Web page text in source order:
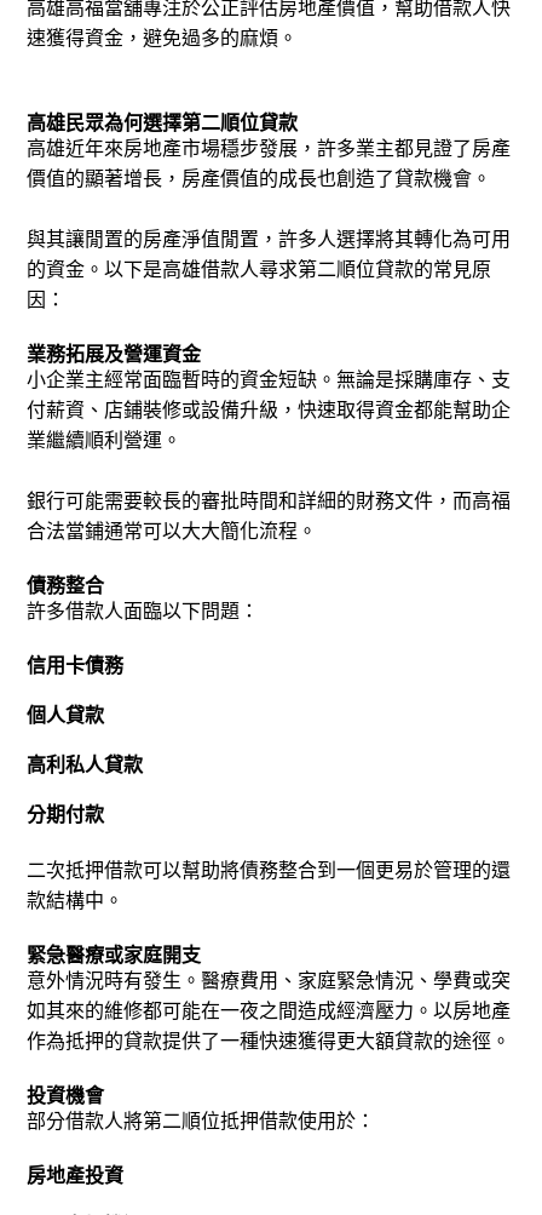
高雄高福當舖專注於公正評估房地產價值，幫助借款人快
速獲得資金，避免過多的麻煩。
高雄民眾為何選擇第二順位貸款
高雄近年來房地產市場穩步發展，許多業主都見證了房產
價值的顯著增長，房產價值的成長也創造了貸款機會。
與其讓閒置的房產淨值閒置，許多人選擇將其轉化為可用
的資金。以下是高雄借款人尋求第二順位貸款的常見原
因：
業務拓展及營運資金
小企業主經常面臨暫時的資金短缺。無論是採購庫存、支
付薪資、店鋪裝修或設備升級，快速取得資金都能幫助企
業繼續順利營運。
銀行可能需要較長的審批時間和詳細的財務文件，而高福
合法當鋪通常可以大大簡化流程。
債務整合
許多借款人面臨以下問題：
信用卡債務
個人貸款
高利私人貸款
分期付款
二次抵押借款可以幫助將債務整合到一個更易於管理的還
款結構中。
緊急醫療或家庭開支
意外情況時有發生。醫療費用、家庭緊急情況、學費或突
如其來的維修都可能在一夜之間造成經濟壓力。以房地產
作為抵押的貸款提供了一種快速獲得更大額貸款的途徑。
投資機會
部分借款人將第二順位抵押借款使用於：
房地產投資